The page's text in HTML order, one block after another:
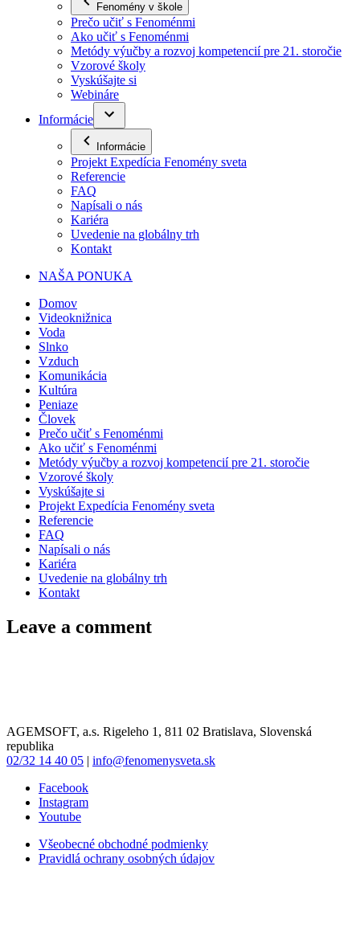
Fenomény v škole
Prečo učiť s Fenoménmi
Ako učiť s Fenoménmi
Metódy výučby a rozvoj kompetencií pre 21. storočie
Vzorové školy
Vyskúšajte si
Webináre
Informácie
Informácie
Projekt Expedícia Fenomény sveta
Referencie
FAQ
Napísali o nás
Kariéra
Uvedenie na globálny trh
Kontakt
NAŠA PONUKA
Domov
Videoknižnica
Voda
Slnko
Vzduch
Komunikácia
Kultúra
Peniaze
Človek
Prečo učiť s Fenoménmi
Ako učiť s Fenoménmi
Metódy výučby a rozvoj kompetencií pre 21. storočie
Vzorové školy
Vyskúšajte si
Projekt Expedícia Fenomény sveta
Referencie
FAQ
Napísali o nás
Kariéra
Uvedenie na globálny trh
Kontakt
Leave a comment
AGEMSOFT, a.s. Rigeleho 1, 811 02 Bratislava, Slovenská
republika
02/32 14 40 05 | info@fenomenysveta.sk
Facebook
Instagram
Youtube
Všeobecné obchodné podmienky
Pravidlá ochrany osobných údajov